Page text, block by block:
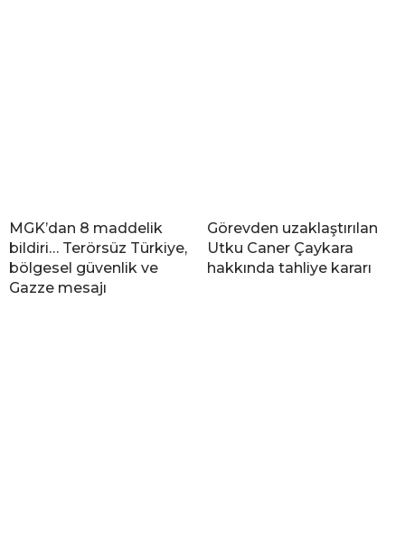
MGK’dan 8 maddelik
bildiri… Terörsüz Türkiye,
bölgesel güvenlik ve
Gazze mesajı
Görevden uzaklaştırılan
Utku Caner Çaykara
hakkında tahliye kararı